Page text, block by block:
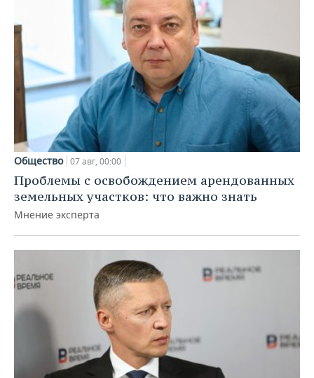
Общество 07 авг, 00:00
Проблемы с освобождением арендованных
земельных участков: что важно знать
Мнение эксперта